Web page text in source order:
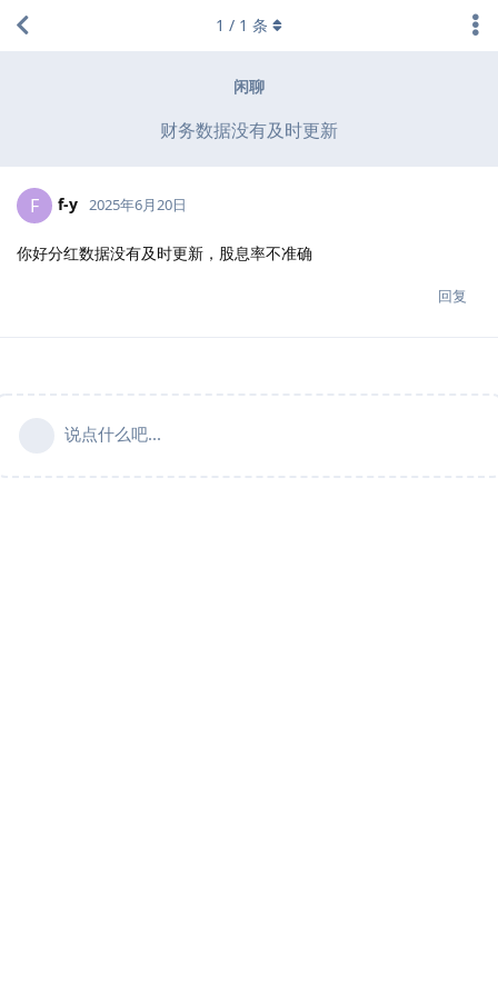
闲聊
财务数据没有及时更新
1 / 1 条
F f-y 2025年6月20日
你好分红数据没有及时更新，股息率不准确
回复
说点什么吧...